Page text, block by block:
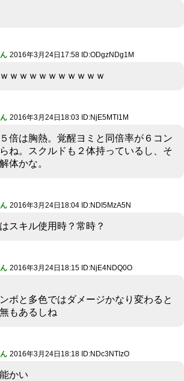
2016年3月24日17:58 ID:ODgzNDg1M
ｗｗｗｗｗｗｗｗｗｗ
2016年3月24日18:03 ID:NjE5MTI1M
倍は胸熱。覚醒ヨミと同倍率が６コン
ね。スクルドも２体持っているし、そ
体かな。
2016年3月24日18:04 ID:NDI5MzA5N
スキル使用時？常時？
2016年3月24日18:15 ID:NjE4NDQ0O
ボと多色ではダメージかなり変わると
もあるしね
2016年3月24日18:18 ID:NDc3NTIzO
かい